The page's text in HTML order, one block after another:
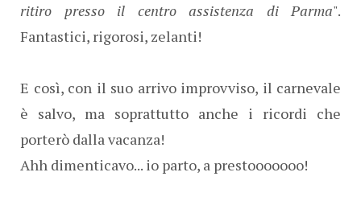
ritiro presso il centro assistenza di Parma".
Fantastici, rigorosi, zelanti!
E così, con il suo arrivo improvviso, il carnevale
è salvo, ma soprattutto anche i ricordi che
porterò dalla vacanza!
Ahh dimenticavo... io parto, a prestooooooo!